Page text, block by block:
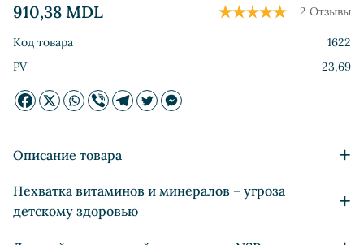
910,38 MDL 2 Отзывы
Код товара
1622
PV
23,69
Описание товара +
Профилактика гриппа и простудных заболеваний;
Повышает сопротивляемость детского организма
Нехватка витаминов и минералов – угроза
детскому здоровью
+